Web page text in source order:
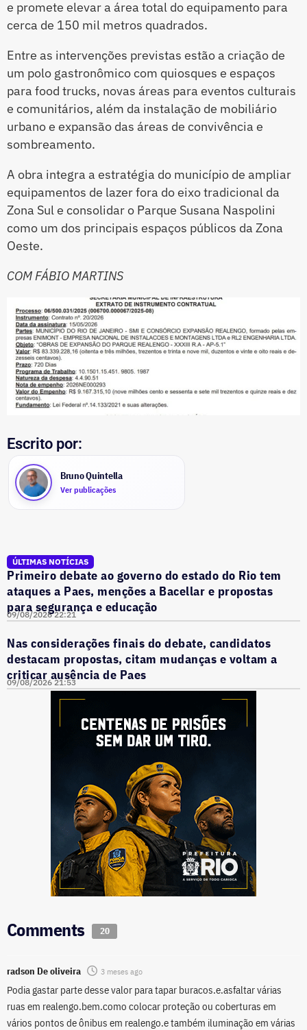
e promete elevar a área total do equipamento para
cerca de 150 mil metros quadrados.
Entre as intervenções previstas estão a criação de
um polo gastronômico com quiosques e espaços
para food trucks, novas áreas para eventos culturais
e comunitários, além da instalação de mobiliário
urbano e expansão das áreas de convivência e
sombreamento.
A obra integra a estratégia do município de ampliar
equipamentos de lazer fora do eixo tradicional da
Zona Sul e consolidar o Parque Susana Naspolini
como um dos principais espaços públicos da Zona
Oeste.
COM FÁBIO MARTINS
Escrito por:
Bruno Quintella
Ver publicações
ÚLTIMAS NOTÍCIAS
Primeiro debate ao governo do estado do Rio tem
ataques a Paes, menções a Bacellar e propostas
para segurança e educação
09/08/2026 22:21
Nas considerações finais do debate, candidatos
destacam propostas, citam mudanças e voltam a
criticar ausência de Paes
09/08/2026 21:53
Comments 20
radson De oliveira 3 meses ago
Podia gastar parte desse valor para tapar buracos.e.asfaltar várias
ruas em realengo.bem.como colocar proteção ou coberturas em
vários pontos de ônibus em realengo.e também iluminação em várias